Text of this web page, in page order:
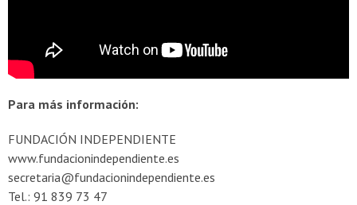
Para más información:
FUNDACIÓN INDEPENDIENTE
www.fundacionindependiente.es
secretaria@fundacionindependiente.es
Tel.: 91 839 73 47